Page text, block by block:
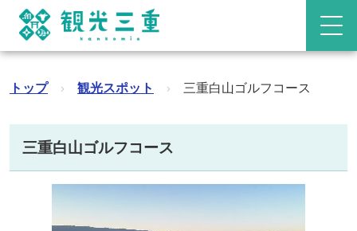
トップ › 観光スポット › 三重白山ゴルフコース
三重白山ゴルフコース